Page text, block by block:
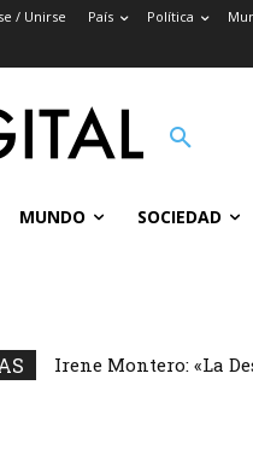
/ Unirse País Política
MUNDO SOCIEDAD
Irene Montero: «La